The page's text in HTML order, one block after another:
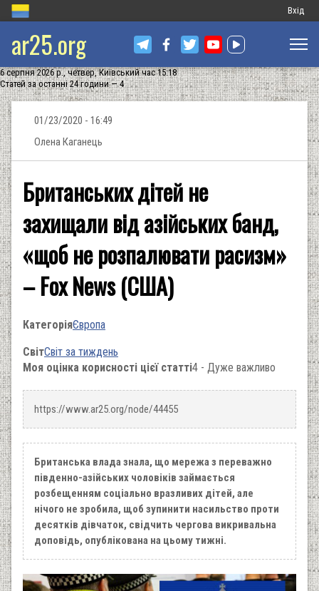
Меню
запису
Вхід
ar25.org
6 серпня 2026 р., четвер, Київський час 15:18
Статей за останні 24 години — 4
01/23/2020 - 16:49
Олена Каганець
Британських дітей не
захищали від азійських банд,
«щоб не розпалювати расизм»
– Fox News (США)
КатегоріяЄвропа
СвітСвіт за тиждень
Моя оцінка корисності цієї статті4 - Дуже важливо
https://www.ar25.org/node/44455
Британська влада знала, що мережа з переважно
південно-азійських чоловіків займається
розбещенням соціально вразливих дітей, але
нічого не зробила, щоб зупинити насильство проти
десятків дівчаток, свідчить чергова викривальна
доповідь, опублікована на цьому тижні.